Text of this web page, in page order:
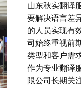
山东秋实翻译
要解决语言差
的人员实现有
司始终重视前
类型和客户需
作为专业翻译
限公司长期关